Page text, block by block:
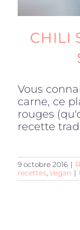
CHILI
Vous
carne, ce
rouges
recette
9 octobre 2016 |
recettes, Vegan |